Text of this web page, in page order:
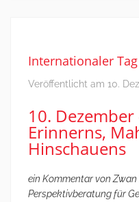
Internationaler
Veröffentlicht am 10.
10. Dezember
Erinnerns,
Hinschauens
ein Kommentar von
Perspektivberatung für